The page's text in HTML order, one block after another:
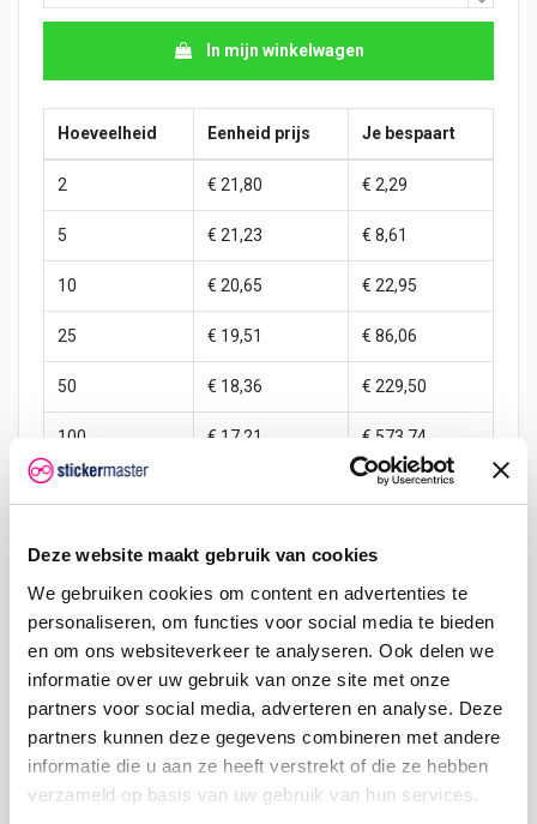
Deze website maakt gebruik van cookies
We gebruiken cookies om content en advertenties te
personaliseren, om functies voor social media te bieden
en om ons websiteverkeer te analyseren. Ook delen we
informatie over uw gebruik van onze site met onze
partners voor social media, adverteren en analyse. Deze
partners kunnen deze gegevens combineren met andere
informatie die u aan ze heeft verstrekt of die ze hebben
verzameld op basis van uw gebruik van hun services.
In mijn winkelwagen
Hoeveelheid Eenheid prijs Je bespaart
2 € 21,80 € 2,29
5 € 21,23 € 8,61
10 € 20,65 € 22,95
25 € 19,51 € 86,06
50 € 18,36 € 229,50
100 € 17,21 € 573,74
€ 1.721,23
1000 € 11,47 € 11.474,85
Omschrijving